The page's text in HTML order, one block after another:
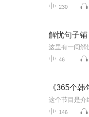
230
解忧句子
46
《365个韩
146